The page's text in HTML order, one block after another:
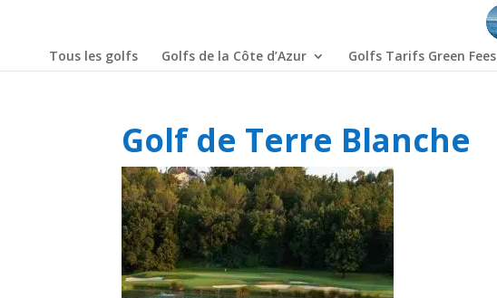
Tous les golfs Golfs de la Côte d’Azur Golfs Tarifs Green Fees
Golf de Terre Blanche